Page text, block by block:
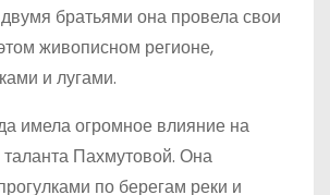
братьями она провела свои
живописном регионе,
и лугами.
имела огромное влияние на
Пахмутовой. Она
по берегам реки и